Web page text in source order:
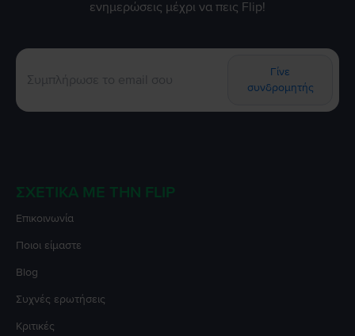
ενημερώσεις μέχρι να πεις Flip!
Γίνε
συνδρομητής
ΣΧΕΤΙΚΆ ΜΕ ΤΗΝ FLIP
Επικοινωνία
Ποιοι είμαστε
Blog
Συχνές ερωτήσεις
Κριτικές